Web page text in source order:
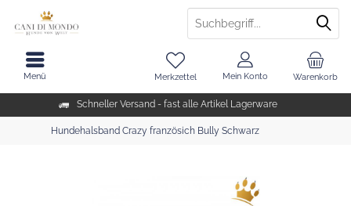
Schneller Versand - fast alle Artikel Lagerware
Warenkorb
Merkzettel Mein Konto
Menü
Hundehalsband Crazy französich Bully Schwarz